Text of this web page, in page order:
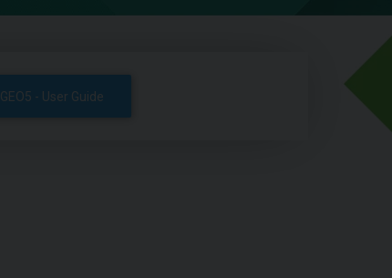
GEO5 - User Guide